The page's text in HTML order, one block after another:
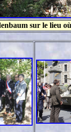
sur le lieu